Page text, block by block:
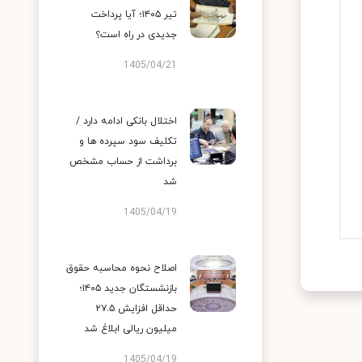
تیر ۱۴۰۵؛ آیا پرداخت
جدیدی در راه است؟
1405/04/21
اختلال بانکی ادامه دارد /
تکلیف سود سپرده ها و
برداشت از حساب مشخص
شد
1405/04/19
اصلاح نحوه محاسبه حقوق
بازنشستگان جدید ۱۴۰۵؛
حداقل افزایش ۲۷.۵
میلیون ریالی ابلاغ شد